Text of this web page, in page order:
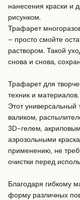
нанесения краски и
рисунком.
Трафарет
– просто смойте
раствором. Такой
снова и снова,
Трафарет для
техник и материалов.
Этот универсальный
валиком,
3D-гелем,
аэрозольными
применению, не
очистки перед
Благодаря гибкому
форму различных